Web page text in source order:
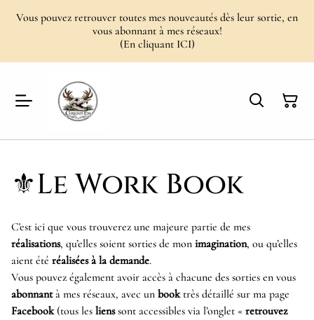
Vous pouvez retrouver toutes mes nouveautés dès leur sortie, en
vous abonnant à mes réseaux!
(En cliquant ICI)
⚜️Le Work Book
C'est ici que vous trouverez une majeure partie de mes
réalisations, qu’elles soient sorties de mon imagination, ou qu’elles
aient été réalisées à la demande.
Vous pouvez également avoir accès à chacune des sorties en vous
abonnantà mes réseaux, avec un booktrès détaillé sur ma page
Facebook(tous les lienssont accessibles via l’onglet « retrouvez